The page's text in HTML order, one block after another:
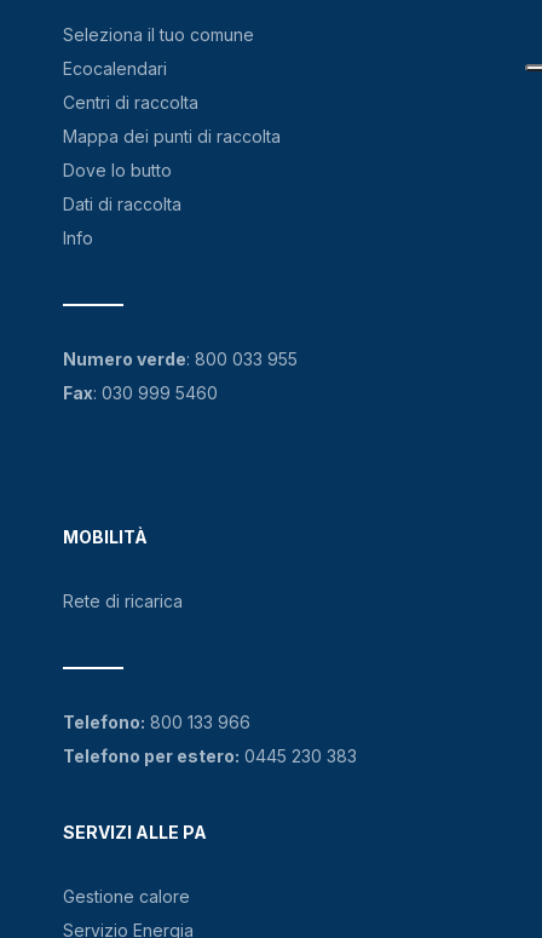
Seleziona il tuo comune
Ecocalendari
Centri di raccolta
Mappa dei punti di raccolta
Dove lo butto
Dati di raccolta
Info
MOBILITÀ
Rete di ricarica
SERVIZI ALLE PA
Gestione calore
Servizio Energia
Numero verde: 800 033 955
Fax: 030 999 5460
Telefono: 800 133 966
Telefono per estero: 0445 230 383